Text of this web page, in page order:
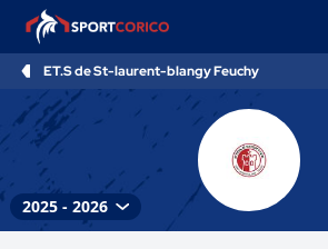
ET.S de St-laurent-blangy Feuchy